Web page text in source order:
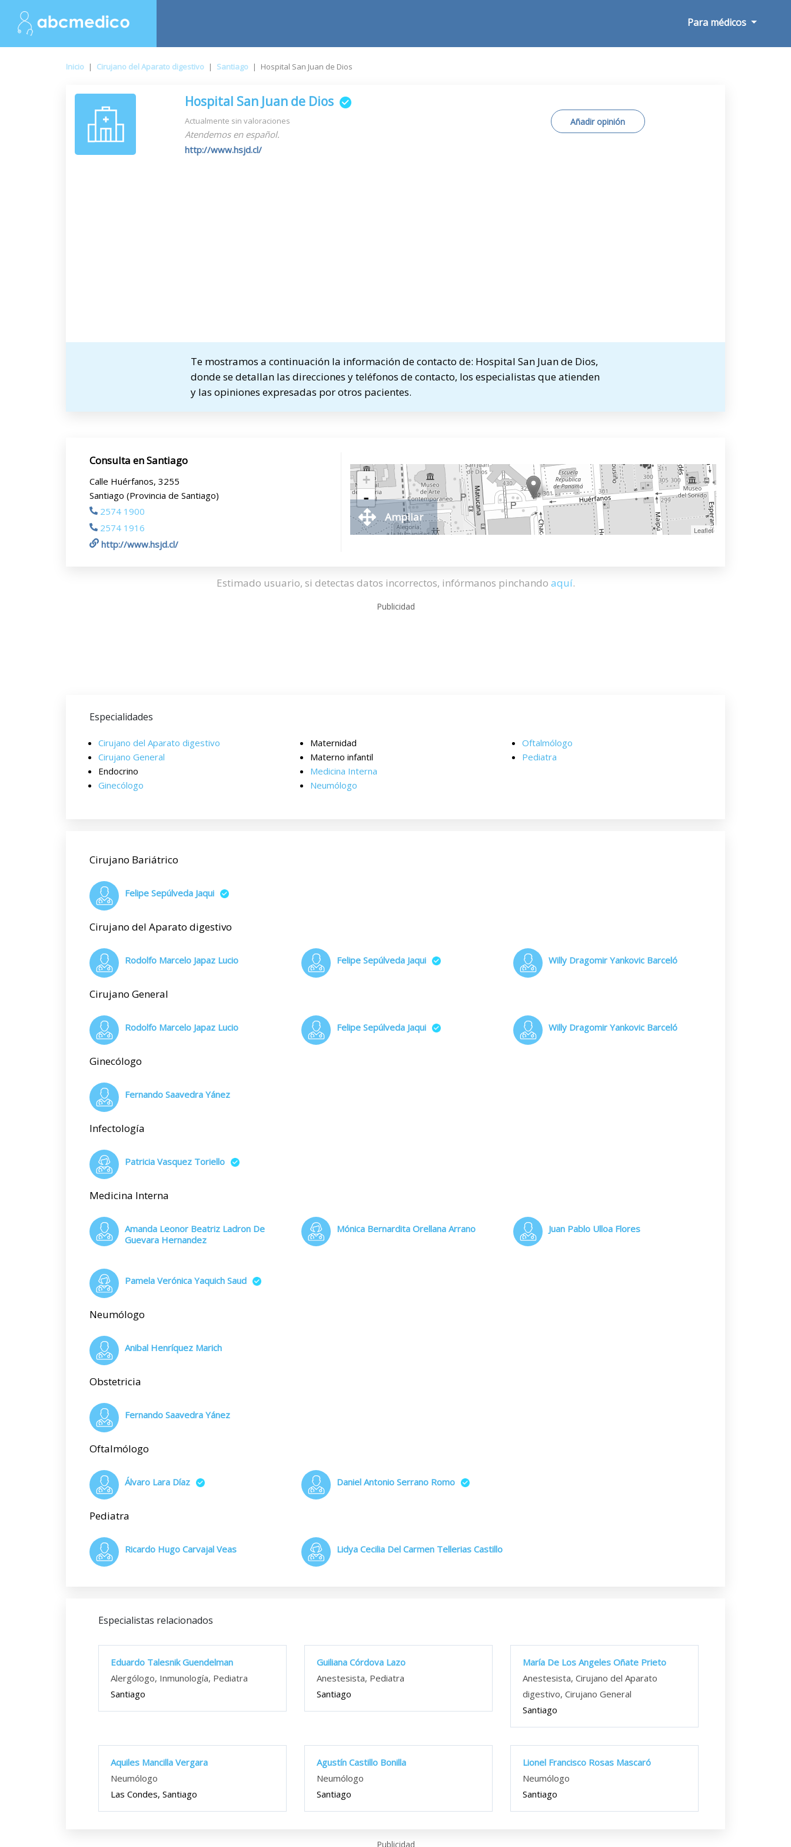
Para médicos
Inicio | Cirujano del Aparato digestivo | Santiago | Hospital San Juan de Dios
Hospital San Juan de Dios
Actualmente sin valoraciones
Atendemos en español.
http://www.hsjd.cl/
Añadir opinión
Te mostramos a continuación la información de contacto de: Hospital San Juan de Dios,
donde se detallan las direcciones y teléfonos de contacto, los especialistas que atienden
y las opiniones expresadas por otros pacientes.
Consulta en Santiago
Calle Huérfanos, 3255
Santiago (Provincia de Santiago)
2574 1900
2574 1916
http://www.hsjd.cl/
+
-
Leaflet
Ampliar
Estimado usuario, si detectas datos incorrectos, infórmanos pinchando aquí.
Publicidad
Especialidades
Cirujano del Aparato digestivo
Cirujano General
Endocrino
Ginecólogo
Maternidad
Materno infantil
Medicina Interna
Neumólogo
Oftalmólogo
Pediatra
Cirujano Bariátrico
Felipe Sepúlveda Jaqui
Cirujano del Aparato digestivo
Rodolfo Marcelo Japaz Lucio Felipe Sepúlveda Jaqui Willy Dragomir Yankovic Barceló
Cirujano General
Rodolfo Marcelo Japaz Lucio Felipe Sepúlveda Jaqui Willy Dragomir Yankovic Barceló
Ginecólogo
Fernando Saavedra Yánez
Infectología
Patricia Vasquez Toriello
Medicina Interna
Amanda Leonor Beatriz Ladron De
Guevara Hernandez
Mónica Bernardita Orellana Arrano Juan Pablo Ulloa Flores
Pamela Verónica Yaquich Saud
Neumólogo
Anibal Henríquez Marich
Obstetricia
Fernando Saavedra Yánez
Oftalmólogo
Álvaro Lara Díaz Daniel Antonio Serrano Romo
Pediatra
Ricardo Hugo Carvajal Veas Lidya Cecilia Del Carmen Tellerias Castillo
Especialistas relacionados
Eduardo Talesnik Guendelman
Alergólogo, Inmunología, Pediatra
Santiago
Guiliana Córdova Lazo
Anestesista, Pediatra
Santiago
María De Los Angeles Oñate Prieto
Anestesista, Cirujano del Aparato
digestivo, Cirujano General
Santiago
Aquiles Mancilla Vergara
Neumólogo
Las Condes, Santiago
Agustín Castillo Bonilla
Neumólogo
Santiago
Lionel Francisco Rosas Mascaró
Neumólogo
Santiago
Publicidad